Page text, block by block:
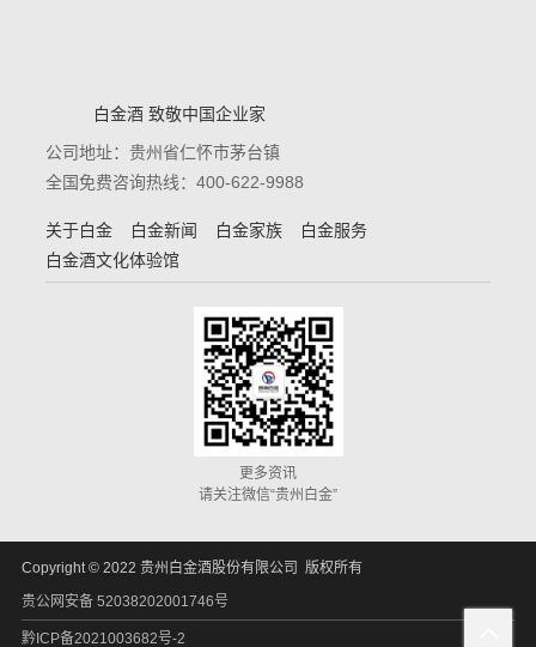
白金酒 致敬中国企业家
公司地址：贵州省仁怀市茅台镇
全国免费咨询热线：400-622-9988
关于白金 白金新闻 白金家族
白金服务
白金酒文化体验馆
更多资讯
请关注微信“贵州白金”
Copyright © 2022 贵州白金酒股份有限公司 版权所有
贵公网安备 52038202001746号
黔ICP备2021003682号-2